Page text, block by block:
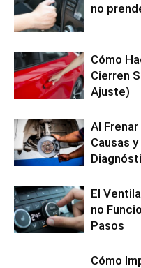
no
Cómo
Cierren
Ajuste)
Al
Causas
El
no
Pasos
Cómo